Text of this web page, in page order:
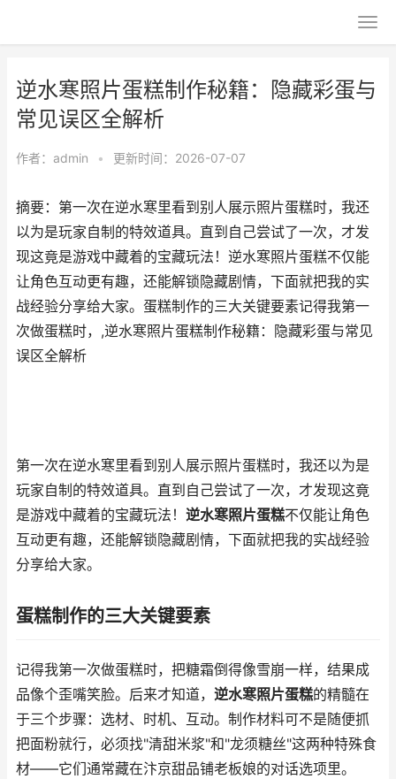
逆水寒照片蛋糕制作秘籍：隐藏彩蛋与
常见误区全解析
作者： admin • 更新时间：2026-07-07
摘要：第一次在逆水寒里看到别人展示照片蛋糕时，我还
以为是玩家自制的特效道具。直到自己尝试了一次，才发
现这竟是游戏中藏着的宝藏玩法！逆水寒照片蛋糕不仅能
让角色互动更有趣，还能解锁隐藏剧情，下面就把我的实
战经验分享给大家。蛋糕制作的三大关键要素记得我第一
次做蛋糕时，,逆水寒照片蛋糕制作秘籍：隐藏彩蛋与常见
误区全解析
第一次在逆水寒里看到别人展示照片蛋糕时，我还以为是
玩家自制的特效道具。直到自己尝试了一次，才发现这竟
是游戏中藏着的宝藏玩法！ 逆水寒照片蛋糕不仅能让角色
互动更有趣，还能解锁隐藏剧情，下面就把我的实战经验
分享给大家。
蛋糕制作的三大关键要素
记得我第一次做蛋糕时，把糖霜倒得像雪崩一样，结果成
品像个歪嘴笑脸。后来才知道， 逆水寒照片蛋糕的精髓在
于三个步骤：选材、时机、互动。制作材料可不是随便抓
把面粉就行，必须找"清甜米浆"和"龙须糖丝"这两种特殊食
材——它们通常藏在汴京甜品铺老板娘的对话选项里。